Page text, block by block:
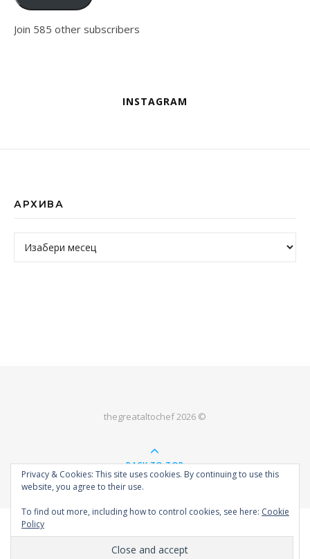
Join 585 other subscribers
INSTAGRAM
АРХИВА
Архива
thegreataltochef 2026 ©
BACK TO TOP
Privacy & Cookies: This site uses cookies. By continuing to use this
website, you agree to their use.
To find out more, including how to control cookies, see here: Cookie
Policy